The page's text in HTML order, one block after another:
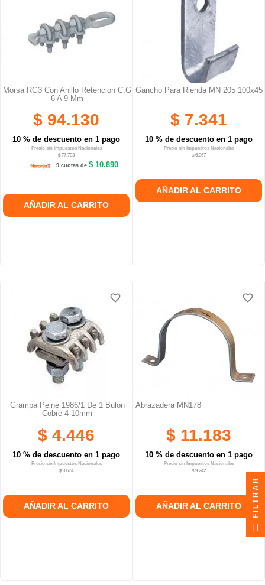
Morsa RG3 Con Anillo Retencion C.G
6 A 9 Mm
$ 94.130
10 % de descuento en 1 pago
Precio sin Impuestos Nacionales
$ 77.793
9 cuotas de$ 10.890
AÑADIR AL CARRITO
Gancho Para Rienda MN 205 100x45
$ 7.341
10 % de descuento en 1 pago
Precio sin Impuestos Nacionales
$ 6.067
AÑADIR AL CARRITO
Grampa Peine 1986/1 De 1 Bulon
Cobre 4-10mm
$ 4.446
10 % de descuento en 1 pago
Precio sin Impuestos Nacionales
$ 3.674
AÑADIR AL CARRITO
favorite_border
favorite_border
favorite_border
Abrazadera MN178
$ 11.183
10 % de descuento en 1 pago
Precio sin Impuestos Nacionales
$ 9.242
AÑADIR AL CARRITO
favorite_border
favorite_border
favorite_border
FILTRAR